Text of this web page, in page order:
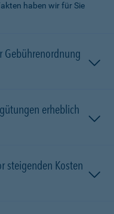
haben wir für Sie
Gebührenordnung
erheblich
steigenden Kosten